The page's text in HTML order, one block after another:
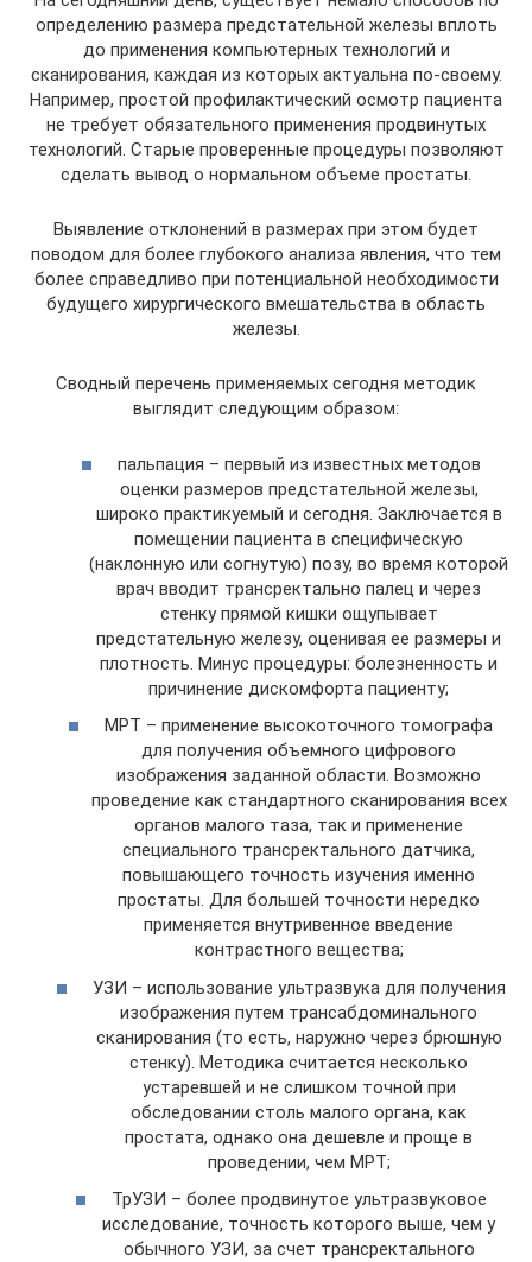
определению размера предстательной железы вплоть
до применения компьютерных технологий и
сканирования, каждая из которых актуальна по-своему.
Например, простой профилактический осмотр пациента
не требует обязательного применения продвинутых
технологий. Старые проверенные процедуры позволяют
сделать вывод о нормальном объеме простаты.
Выявление отклонений в размерах при этом будет
поводом для более глубокого анализа явления, что тем
более справедливо при потенциальной необходимости
будущего хирургического вмешательства в область
железы.
Сводный перечень применяемых сегодня методик
выглядит следующим образом:
пальпация – первый из известных методов
оценки размеров предстательной железы,
широко практикуемый и сегодня. Заключается в
помещении пациента в специфическую
(наклонную или согнутую) позу, во время которой
врач вводит трансректально палец и через
стенку прямой кишки ощупывает
предстательную железу, оценивая ее размеры и
плотность. Минус процедуры: болезненность и
причинение дискомфорта пациенту;
МРТ – применение высокоточного томографа
для получения объемного цифрового
изображения заданной области. Возможно
проведение как стандартного сканирования всех
органов малого таза, так и применение
специального трансректального датчика,
повышающего точность изучения именно
простаты. Для большей точности нередко
применяется внутривенное введение
контрастного вещества;
УЗИ – использование ультразвука для получения
изображения путем трансабдоминального
сканирования (то есть, наружно через брюшную
стенку). Методика считается несколько
устаревшей и не слишком точной при
обследовании столь малого органа, как
простата, однако она дешевле и проще в
проведении, чем МРТ;
ТрУЗИ – более продвинутое ультразвуковое
исследование, точность которого выше, чем у
обычного УЗИ, за счет трансректального